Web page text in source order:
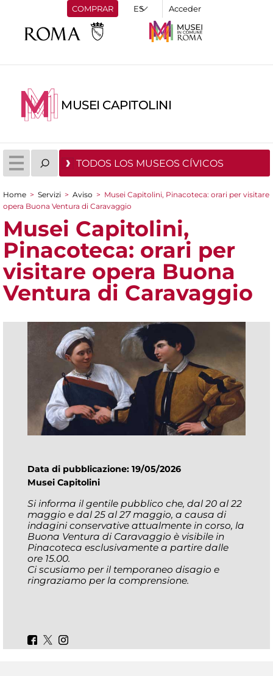
COMPRAR Acceder
MUSEI CAPITOLINI
TODOS LOS MUSEOS CÍVICOS
You are here
Home > Servizi > Aviso > Musei Capitolini, Pinacoteca: orari per visitare
opera Buona Ventura di Caravaggio
Musei Capitolini,
Pinacoteca: orari per
visitare opera Buona
Ventura di Caravaggio
Data di pubblicazione: 19/05/2026
Musei Capitolini
Si informa il gentile pubblico che, dal 20 al 22
maggio e dal 25 al 27 maggio, a causa di
indagini conservative attualmente in corso, la
Buona Ventura di Caravaggio è visibile in
Pinacoteca esclusivamente a partire dalle
ore 15.00.
Ci scusiamo per il temporaneo disagio e
ringraziamo per la comprensione.